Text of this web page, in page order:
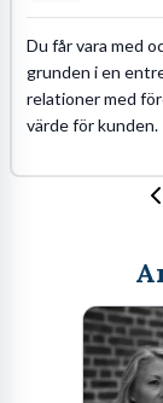
Du får vara med
grunden i en
relationer med
värde för kunden.